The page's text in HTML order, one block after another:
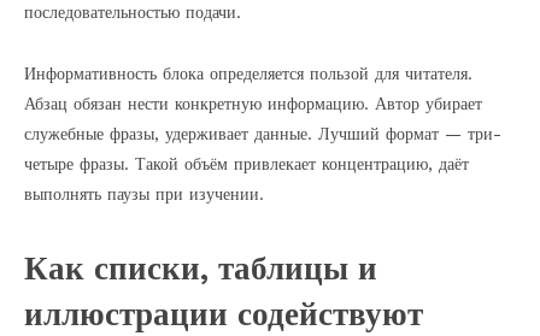
последовательностью подачи.
Информативность блока определяется пользой для читателя.
Абзац обязан нести конкретную информацию. Автор убирает
служебные фразы, удерживает данные. Лучший формат — три-
четыре фразы. Такой объём привлекает концентрацию, даёт
выполнять паузы при изучении.
Как списки, таблицы и
иллюстрации содействуют